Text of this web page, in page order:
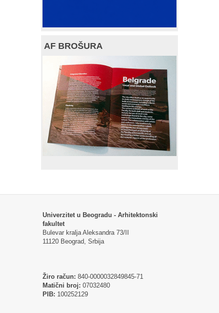
AF BROŠURA
Univerzitet u Beogradu - Arhitektonski
fakultet
Bulevar kralja Aleksandra 73/II
11120 Beograd, Srbija
Žiro račun: 840-0000032849845-71
Matični broj: 07032480
PIB: 100252129